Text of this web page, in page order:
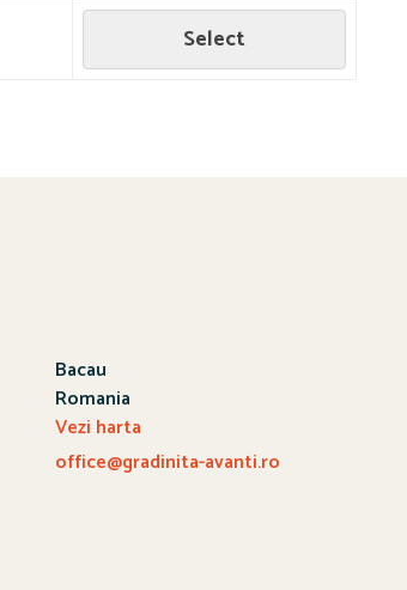
Select
Bacau
Romania
Vezi harta
office@gradinita-avanti.ro